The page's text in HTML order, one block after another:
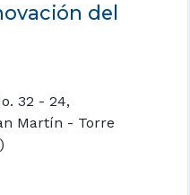
del
32 - 24,
Martín - Torre